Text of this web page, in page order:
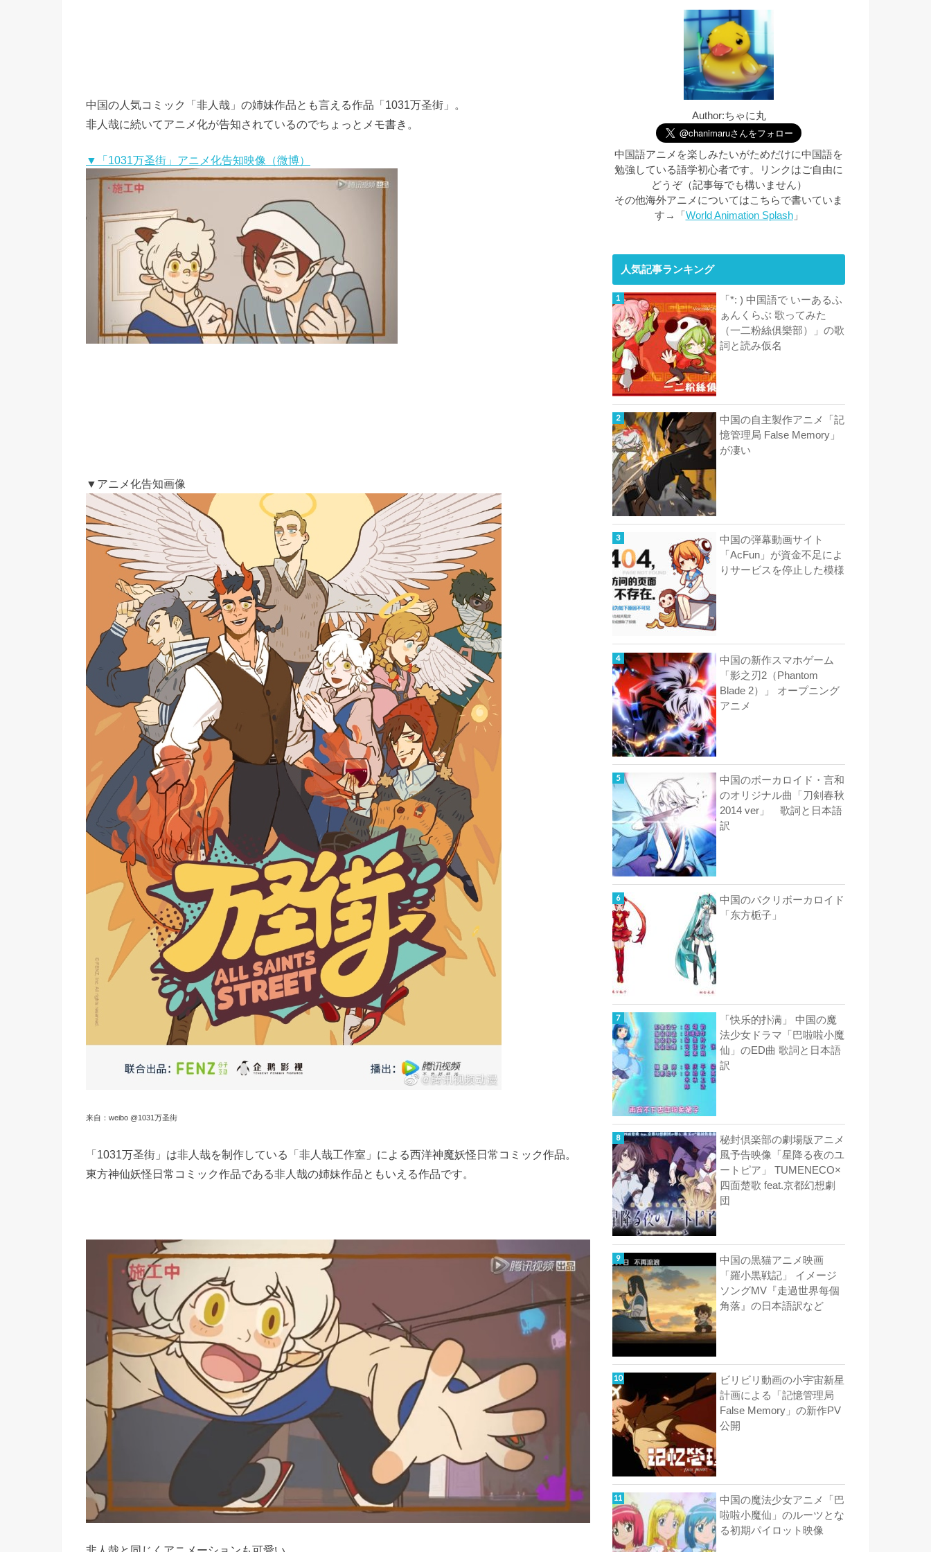
中国の人気コミック「非人哉」の姉妹作品とも言える作品「1031万圣街」。
非人哉に続いてアニメ化が告知されているのでちょっとメモ書き。
▼「1031万圣街」アニメ化告知映像（微博）
▼アニメ化告知画像
来自：weibo @1031万圣街
「1031万圣街」は非人哉を制作している「非人哉工作室」による西洋神魔妖怪日常コミック作品。
東方神仙妖怪日常コミック作品である非人哉の姉妹作品ともいえる作品です。
Author:ちゃに丸
中国語アニメを楽しみたいがためだけに中国語を
勉強している語学初心者です。リンクはご自由に
どうぞ（記事毎でも構いません）
その他海外アニメについてはこちらで書いていま
す→「 World Animation Splash」
人気記事ランキング
「*: ) 中国語で いーあるふ
ぁんくらぶ 歌ってみた
（一二粉絲俱樂部）」の歌
詞と読み仮名
中国の自主製作アニメ「記
憶管理局 False Memory」
が凄い
中国の弾幕動画サイト
「AcFun」が資金不足によ
りサービスを停止した模様
中国の新作スマホゲーム
「影之刃2（Phantom
Blade 2）」 オープニング
アニメ
中国のボーカロイド・言和
のオリジナル曲「刀剣春秋
2014 ver」 歌詞と日本語
訳
中国のパクリボーカロイド
「东方栀子」
「快乐的扑满」 中国の魔
法少女ドラマ「巴啦啦小魔
仙」のED曲 歌詞と日本語
訳
秘封倶楽部の劇場版アニメ
風予告映像「星降る夜のユ
ートピア」 TUMENECO×
四面楚歌 feat.京都幻想劇
団
中国の黒猫アニメ映画
「羅小黒戦記」 イメージ
ソングMV『走過世界每個
角落』の日本語訳など
ビリビリ動画の小宇宙新星
計画による「記憶管理局
False Memory」の新作PV
公開
中国の魔法少女アニメ「巴
啦啦小魔仙」のルーツとな
る初期パイロット映像